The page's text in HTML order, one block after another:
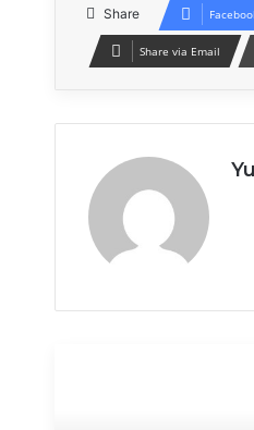
Share
Share via Email